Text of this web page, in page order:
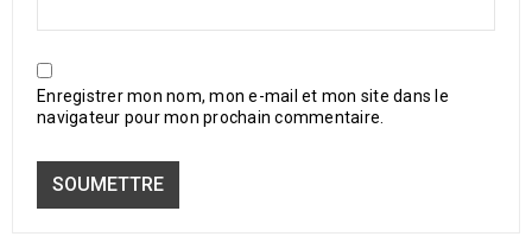
Enregistrer mon nom, mon e-mail et mon site dans le
navigateur pour mon prochain commentaire.